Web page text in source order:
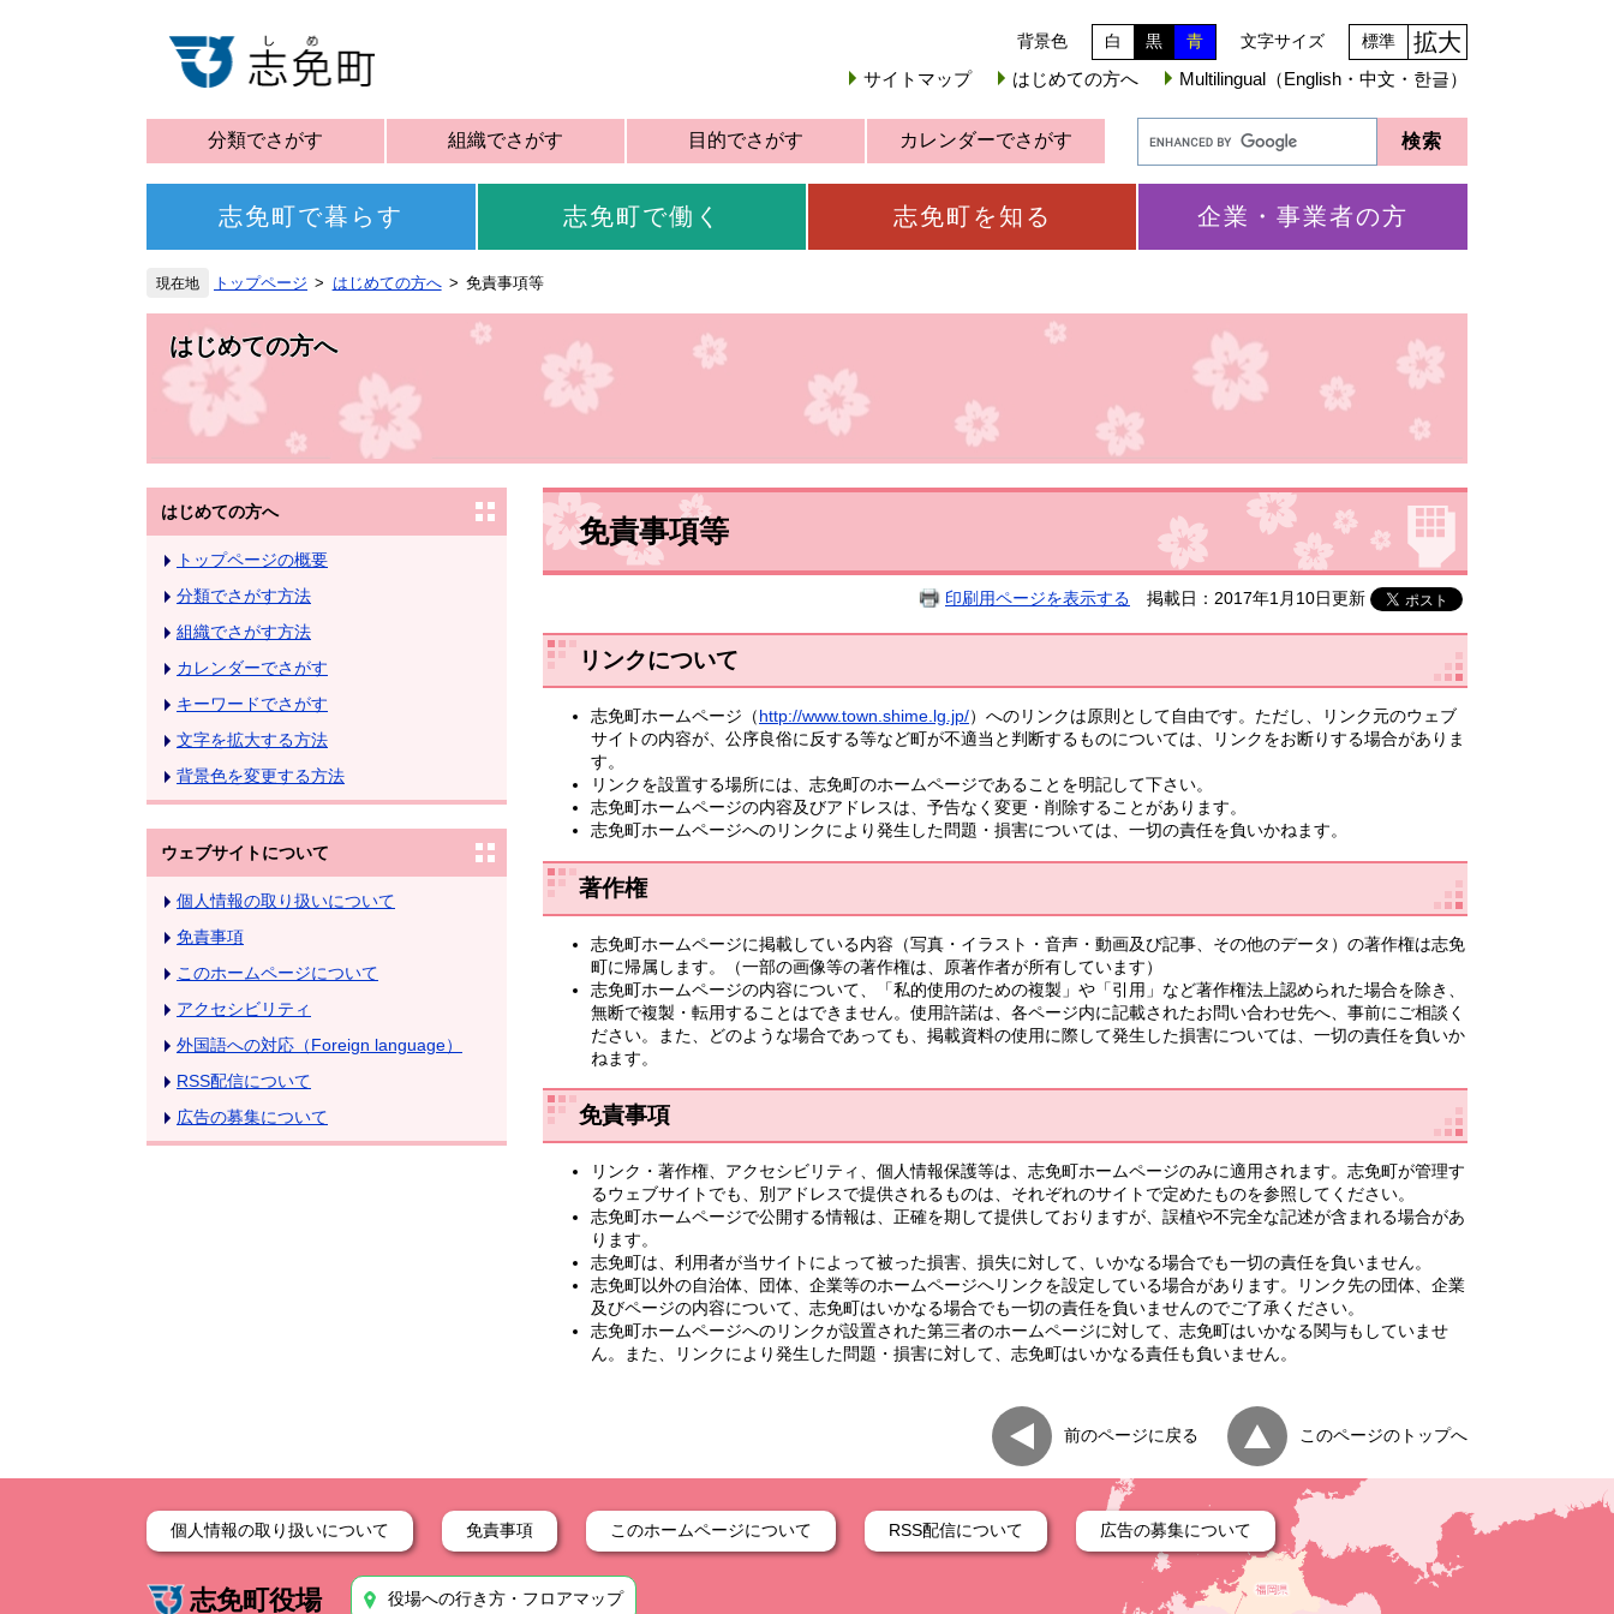
背景色 白 黒 青 文字サイズ 標準 拡大
サイトマップ はじめての方へ Multilingual（English・中文・한글）
分類でさがす 組織でさがす 目的でさがす カレンダーでさがす
志免町で暮らす 志免町で働く 志免町を知る 企業・事業者の方
トップページ はじめての方へ 免責事項等
はじめての方へ
はじめての方へ
トップページの概要
分類でさがす方法
組織でさがす方法
カレンダーでさがす
キーワードでさがす
文字を拡大する方法
背景色を変更する方法
ウェブサイトについて
個人情報の取り扱いについて
免責事項
このホームページについて
アクセシビリティ
外国語への対応（Foreign language）
RSS配信について
広告の募集について
免責事項等
印刷用ページを表示する 掲載日：2017年1月10日更新
リンクについて
志免町ホームページ（http://www.town.shime.lg.jp/）へのリンクは原則として自由です。ただし、リンク元のウェブ
サイトの内容が、公序良俗に反する等など町が不適当と判断するものについては、リンクをお断りする場合がありま
す。
リンクを設置する場所には、志免町のホームページであることを明記して下さい。
志免町ホームページの内容及びアドレスは、予告なく変更・削除することがあります。
志免町ホームページへのリンクにより発生した問題・損害については、一切の責任を負いかねます。
著作権
志免町ホームページに掲載している内容（写真・イラスト・音声・動画及び記事、その他のデータ）の著作権は志免
町に帰属します。（一部の画像等の著作権は、原著作者が所有しています）
志免町ホームページの内容について、「私的使用のための複製」や「引用」など著作権法上認められた場合を除き、
無断で複製・転用することはできません。使用許諾は、各ページ内に記載されたお問い合わせ先へ、事前にご相談く
ださい。また、どのような場合であっても、掲載資料の使用に際して発生した損害については、一切の責任を負いか
ねます。
免責事項
リンク・著作権、アクセシビリティ、個人情報保護等は、志免町ホームページのみに適用されます。志免町が管理す
るウェブサイトでも、別アドレスで提供されるものは、それぞれのサイトで定めたものを参照してください。
志免町ホームページで公開する情報は、正確を期して提供しておりますが、誤植や不完全な記述が含まれる場合があ
ります。
志免町は、利用者が当サイトによって被った損害、損失に対して、いかなる場合でも一切の責任を負いません。
志免町以外の自治体、団体、企業等のホームページへリンクを設定している場合があります。リンク先の団体、企業
及びページの内容について、志免町はいかなる場合でも一切の責任を負いませんのでご了承ください。
志免町ホームページへのリンクが設置された第三者のホームページに対して、志免町はいかなる関与もしていませ
ん。また、リンクにより発生した問題・損害に対して、志免町はいかなる責任も負いません。
前のページに戻る このページのトップへ
個人情報の取り扱いについて 免責事項 このホームページについて RSS配信について 広告の募集について
志免町役場 役場への行き方・フロアマップ